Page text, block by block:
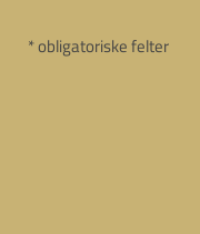
* obligatoriske felter